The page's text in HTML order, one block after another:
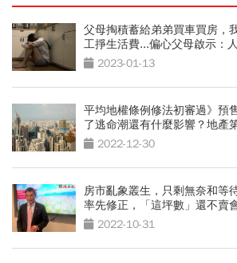
父母掏積蓄給弟弟買車買房，
工掙生活費...偏心父母啟示：
2023-01-13
平均地權條例修法初審過》預
了逃命潮還有什麼影響？地產
2022-12-30
房市亂象叢生，只剩無奈和等
率先修正，「這坪數」還不賣
2022-10-31